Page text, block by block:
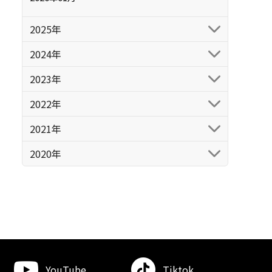
2025年
2024年
2023年
2022年
2021年
2020年